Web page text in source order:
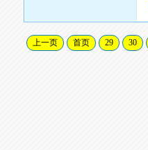
上一页 首页 29 30